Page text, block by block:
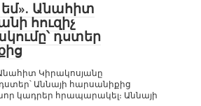
եմ». Անահիտ
հուզիչ
դստեր
Կիրակոսյանը
Աննայի հարսանիքից
կադրեր հրապարակել։ Աննայի